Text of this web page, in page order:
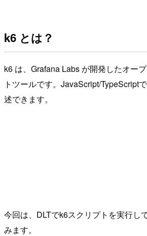
k6 とは？
k6 は、Grafana Labs が開発したオー
トツールです。JavaScript/TypeScript
述できます。
今回は、DLTでk6スクリプトを実行し
みます。